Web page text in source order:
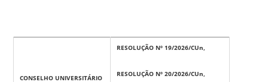
CONSELHO UNIVERSITÁRIO
RESOLUÇÃO Nº 19/2026/CUn,
RESOLUÇÃO Nº 20/2026/CUn,